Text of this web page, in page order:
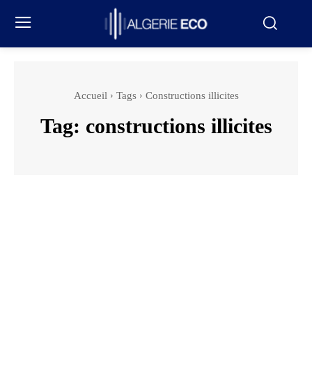
Accueil Tags Constructions illicites
Tag: constructions illicites